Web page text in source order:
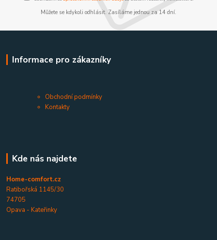
Můžete se kdykoli odhlásit. Zasíláme jednou za 14 dní.
Informace pro zákazníky
Obchodní podmínky
Kontakty
Kde nás najdete
Home-comfort.cz
Ratibořská 1145/30
74705
Opava - Kateřinky